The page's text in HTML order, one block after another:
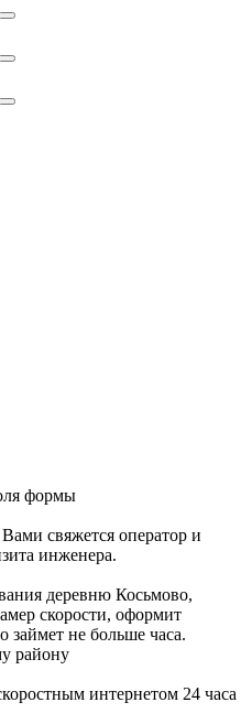
формы
свяжется оператор и
инженера.
деревню Косьмово,
скорости, оформит
займет не больше часа.
району
интернетом 24 часа